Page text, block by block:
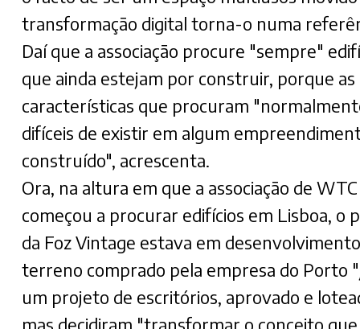
transformação digital torna-o numa
Daí que a associação procure "sempre"
que ainda estejam por construir, porque as
características que procuram
difíceis de existir em algum
construído", acrescenta.
Ora, na altura em que a associação de WTC
começou a procurar edifícios em Lisboa, o
da Foz Vintage estava em
terreno comprado pela empresa do Porto
um projeto de escritórios, aprovado e
mas decidiram "transformar o conceito